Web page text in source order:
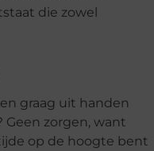
die zowel
graag uit handen
Geen zorgen, want
op de hoogte bent